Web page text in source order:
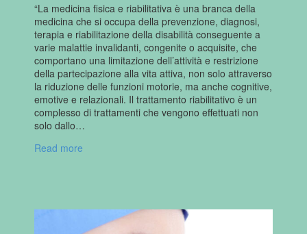
“La medicina fisica e riabilitativa è una branca della
medicina che si occupa della prevenzione, diagnosi,
terapia e riabilitazione della disabilità conseguente a
varie malattie invalidanti, congenite o acquisite, che
comportano una limitazione dell’attività e restrizione
della partecipazione alla vita attiva, non solo attraverso
la riduzione delle funzioni motorie, ma anche cognitive,
emotive e relazionali. Il trattamento riabilitativo è un
complesso di trattamenti che vengono effettuati non
solo dallo…
Read more